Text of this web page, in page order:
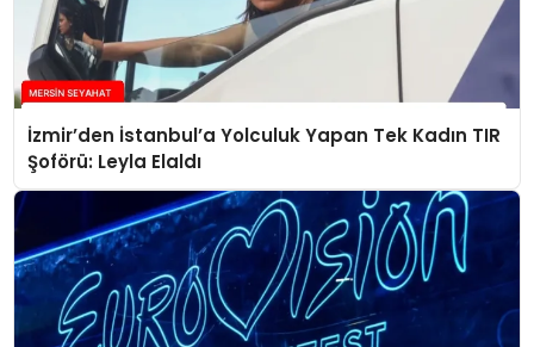
İzmir’den İstanbul’a Yolculuk Yapan Tek Kadın TIR
Şoförü: Leyla Elaldı